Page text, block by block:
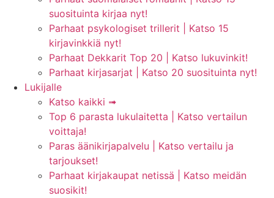
suosituinta kirjaa nyt!
Parhaat psykologiset trillerit | Katso 15
kirjavinkkiä nyt!
Parhaat Dekkarit Top 20 | Katso lukuvinkit!
Parhaat kirjasarjat | Katso 20 suosituinta nyt!
Lukijalle
Katso kaikki ➟
Top 6 parasta lukulaitetta | Katso vertailun
voittaja!
Paras äänikirjapalvelu | Katso vertailu ja
tarjoukset!
Parhaat kirjakaupat netissä | Katso meidän
suosikit!